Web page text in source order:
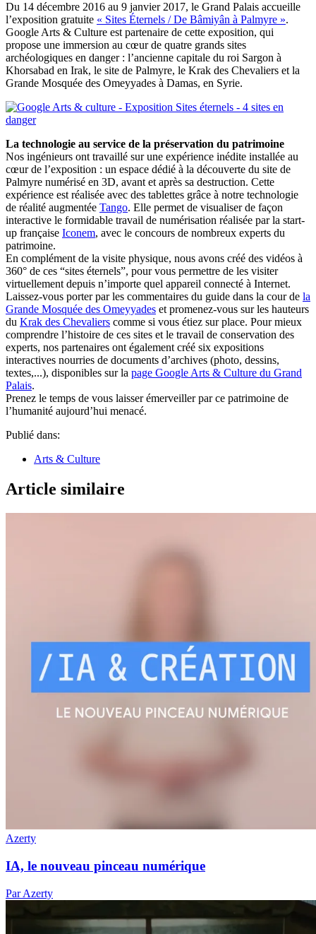
Du 14 décembre 2016 au 9 janvier 2017, le Grand Palais accueille
l’exposition gratuite « Sites Éternels / De Bâmiyân à Palmyre ».
Google Arts & Culture est partenaire de cette exposition, qui
propose une immersion au cœur de quatre grands sites
archéologiques en danger : l’ancienne capitale du roi Sargon à
Khorsabad en Irak, le site de Palmyre, le Krak des Chevaliers et la
Grande Mosquée des Omeyyades à Damas, en Syrie.
La technologie au service de la préservation du patrimoine
Nos ingénieurs ont travaillé sur une expérience inédite installée au
cœur de l’exposition : un espace dédié à la découverte du site de
Palmyre numérisé en 3D, avant et après sa destruction. Cette
expérience est réalisée avec des tablettes grâce à notre technologie
de réalité augmentée Tango. Elle permet de visualiser de façon
interactive le formidable travail de numérisation réalisée par la start-
up française Iconem, avec le concours de nombreux experts du
patrimoine.
En complément de la visite physique, nous avons créé des vidéos à
360° de ces “sites éternels”, pour vous permettre de les visiter
virtuellement depuis n’importe quel appareil connecté à Internet.
Laissez-vous porter par les commentaires du guide dans la cour de la
Grande Mosquée des Omeyyades et promenez-vous sur les hauteurs
du Krak des Chevaliers comme si vous étiez sur place. Pour mieux
comprendre l’histoire de ces sites et le travail de conservation des
experts, nos partenaires ont également créé six expositions
interactives nourries de documents d’archives (photo, dessins,
textes,...), disponibles sur la page Google Arts & Culture du Grand
Palais.
Prenez le temps de vous laisser émerveiller par ce patrimoine de
l’humanité aujourd’hui menacé.
Publié dans:
Arts & Culture
Article similaire
Azerty
IA, le nouveau pinceau numérique
Par Azerty